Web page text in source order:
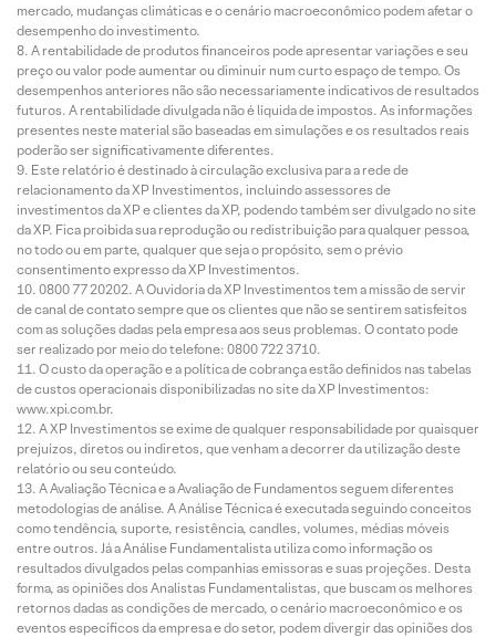
mercado, mudanças climáticas e o cenário macroeconômico podem afetar o
desempenho do investimento.
A rentabilidade de produtos financeiros pode apresentar variações e seu
preço ou valor pode aumentar ou diminuir num curto espaço de tempo. Os
desempenhos anteriores não são necessariamente indicativos de resultados
futuros. A rentabilidade divulgada não é líquida de impostos. As informações
presentes neste material são baseadas em simulações e os resultados reais
poderão ser significativamente diferentes.
Este relatório é destinado à circulação exclusiva para a rede de
relacionamento da XP Investimentos, incluindo assessores de
investimentos da XP e clientes da XP, podendo também ser divulgado no site
da XP. Fica proibida sua reprodução ou redistribuição para qualquer pessoa,
no todo ou em parte, qualquer que seja o propósito, sem o prévio
consentimento expresso da XP Investimentos.
0800 77 20202. A Ouvidoria da XP Investimentos tem a missão de servir
de canal de contato sempre que os clientes que não se sentirem satisfeitos
com as soluções dadas pela empresa aos seus problemas. O contato pode
ser realizado por meio do telefone: 0800 722 3710.
O custo da operação e a política de cobrança estão definidos nas tabelas
de custos operacionais disponibilizadas no site da XP Investimentos:
www.xpi.com.br.
A XP Investimentos se exime de qualquer responsabilidade por quaisquer
prejuízos, diretos ou indiretos, que venham a decorrer da utilização deste
relatório ou seu conteúdo.
A Avaliação Técnica e a Avaliação de Fundamentos seguem diferentes
metodologias de análise. A Análise Técnica é executada seguindo conceitos
como tendência, suporte, resistência, candles, volumes, médias móveis
entre outros. Já a Análise Fundamentalista utiliza como informação os
resultados divulgados pelas companhias emissoras e suas projeções. Desta
forma, as opiniões dos Analistas Fundamentalistas, que buscam os melhores
retornos dadas as condições de mercado, o cenário macroeconômico e os
eventos específicos da empresa e do setor, podem divergir das opiniões dos